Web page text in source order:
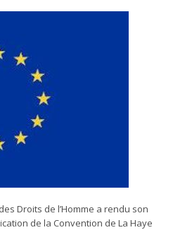
Droits de l’Homme a rendu son
de la Convention de La Haye